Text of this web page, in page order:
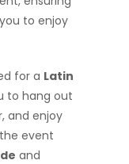
to enjoy
for a Latin
to hang out
and enjoy
event
and